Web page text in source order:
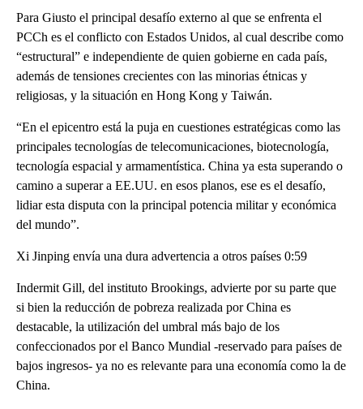
Para Giusto el principal desafío externo al que se enfrenta el
PCCh es el conflicto con Estados Unidos, al cual describe como
“estructural” e independiente de quien gobierne en cada país,
además de tensiones crecientes con las minorias étnicas y
religiosas, y la situación en Hong Kong y Taiwán.
“En el epicentro está la puja en cuestiones estratégicas como las
principales tecnologías de telecomunicaciones, biotecnología,
tecnología espacial y armamentística. China ya esta superando o
camino a superar a EE.UU. en esos planos, ese es el desafío,
lidiar esta disputa con la principal potencia militar y económica
del mundo”.
Xi Jinping envía una dura advertencia a otros países 0:59
Indermit Gill, del instituto Brookings, advierte por su parte que
si bien la reducción de pobreza realizada por China es
destacable, la utilización del umbral más bajo de los
confeccionados por el Banco Mundial -reservado para países de
bajos ingresos- ya no es relevante para una economía como la de
China.